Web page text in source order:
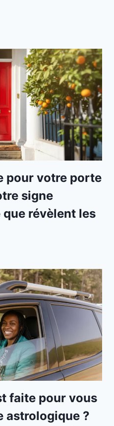
pour votre porte
signe
révèlent les
faite pour vous
astrologique ?